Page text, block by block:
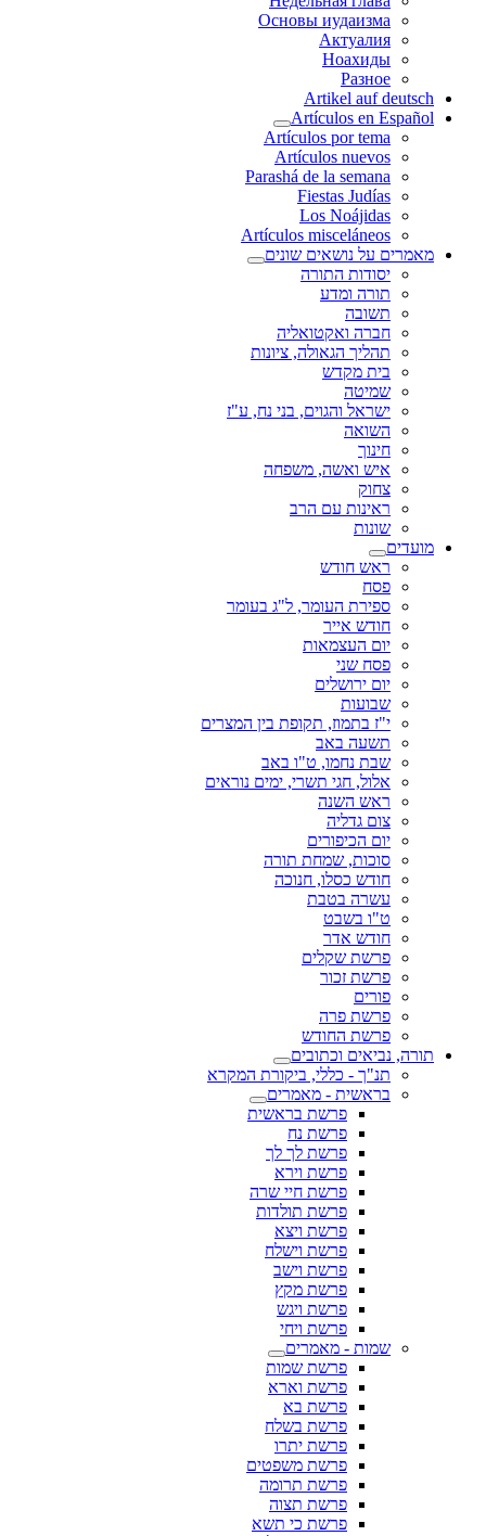
Основы иудаизма
Актуалия
Ноахиды
Разное
Artikel auf deutsch
Artículos en Español
Artículos por tema
Artículos nuevos
Parashá de la semana
Fiestas Judías
Los Noájidas
Artículos misceláneos
מאמרים על נושאים שונים
יסודות התורה
תורה ומדע
תשובה
חברה ואקטואליה
תהליך הגאולה, ציונות
בית מקדש
שמיטה
ישראל והגוים, בני נח, ע"ז
השואה
חינוך
איש ואשה, משפחה
צחוק
ראינות עם הרב
שונות
מועדים
ראש חודש
פסח
ספירת העומר, ל"ג בעומר
חודש אייר
יום העצמאות
פסח שני
יום ירושלים
שבועות
י"ז בתמוז, תקופת בין המצרים
תשעה באב
שבת נחמו, ט"ו באב
אלול, חגי תשרי, ימים נוראים
ראש השנה
צום גדליה
יום הכיפורים
סוכות, שמחת תורה
חודש כסלו, חנוכה
עשרה בטבת
ט"ו בשבט
חודש אדר
פרשת שקלים
פרשת זכור
פורים
פרשת פרה
פרשת החודש
תורה, נביאים וכתובים
תנ"ך - כללי, ביקורת המקרא
בראשית - מאמרים
פרשת בראשית
פרשת נח
פרשת לך לך
פרשת וירא
פרשת חיי שרה
פרשת תולדות
פרשת ויצא
פרשת וישלח
פרשת וישב
פרשת מקץ
פרשת ויגש
פרשת ויחי
שמות - מאמרים
פרשת שמות
פרשת וארא
פרשת בא
פרשת בשלח
פרשת יתרו
פרשת משפטים
פרשת תרומה
פרשת תצוה
פרשת כי תשא